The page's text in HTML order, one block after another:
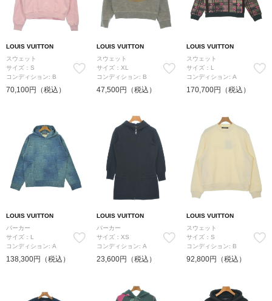
LOUIS VUITTON
スウェット
サイズ：S
コンディション: B
70,100円（税込）
LOUIS VUITTON
スウェット
サイズ：XL
コンディション: B
47,500円（税込）
LOUIS VUITTON
スウェット
サイズ：L
コンディション: A
170,700円（税込）
LOUIS VUITTON
パーカー
サイズ：L
コンディション: A
138,300円（税込）
LOUIS VUITTON
パーカー
サイズ：XS
コンディション: A
23,600円（税込）
LOUIS VUITTON
スウェット
サイズ：S
コンディション: B
92,800円（税込）